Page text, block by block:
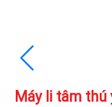
Máy li tâm thú